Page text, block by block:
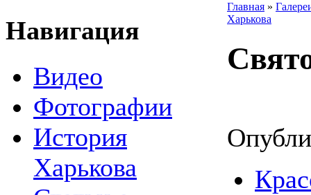
Навигация
Видео
Фотографии
История
Харькова
Главная »
Харькова